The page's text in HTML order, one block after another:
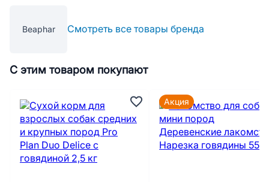
Beaphar Смотреть все товары бренда
С этим товаром покупают
Акция